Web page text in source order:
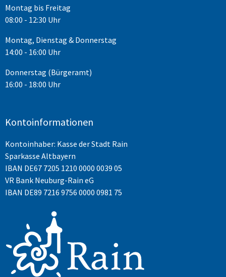
Montag bis Freitag
08:00 - 12:30 Uhr
Montag, Dienstag & Donnerstag
14:00 - 16:00 Uhr
Donnerstag (Bürgeramt)
16:00 - 18:00 Uhr
Kontoinformationen
Kontoinhaber: Kasse der Stadt Rain
Sparkasse Altbayern
IBAN DE67 7205 1210 0000 0039 05
VR Bank Neuburg-Rain eG
IBAN DE89 7216 9756 0000 0981 75